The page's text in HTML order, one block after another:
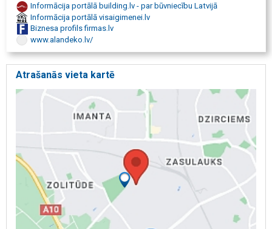
Informācija portālā building.lv - par būvniecību Latvijā
Informācija portālā visaigimenei.lv
Biznesa profils firmas.lv
www.alandeko.lv/
Atrašanās vieta kartē